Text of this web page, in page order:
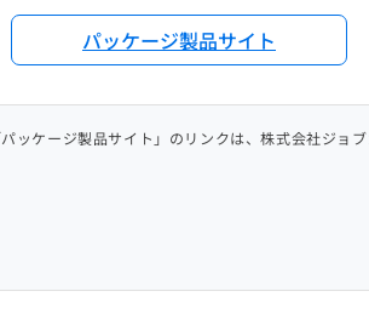
パッケージ製品サイト
ッケージ製品サイト」のリンクは、株式会社ジョブ